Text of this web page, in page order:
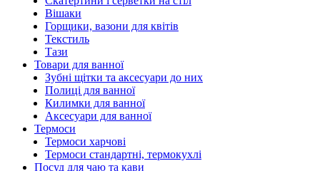
Вішаки
Горщики, вазони для квітів
Текстиль
Тази
Товари для ванної
Зубні щітки та аксесуари до них
Полиці для ванної
Килимки для ванної
Аксесуари для ванної
Термоси
Термоси харчові
Термоси стандартні, термокухлі
Посуд для чаю та кави